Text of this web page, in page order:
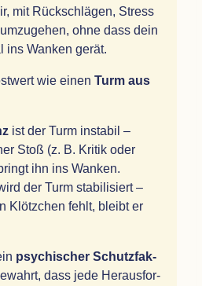
mit Rück­schlä­gen, Stress
ohne dass dein
ins Wan­ken gerät.
wie einen Turm aus
ist der Turm insta­bil –
Stoß (z. B. Kri­tik oder
ihn ins Wanken.
der Turm sta­bi­li­siert –
Klötz­chen fehlt, bleibt er
psy­chi­scher Schutz­fak­
dass jede Her­aus­for­